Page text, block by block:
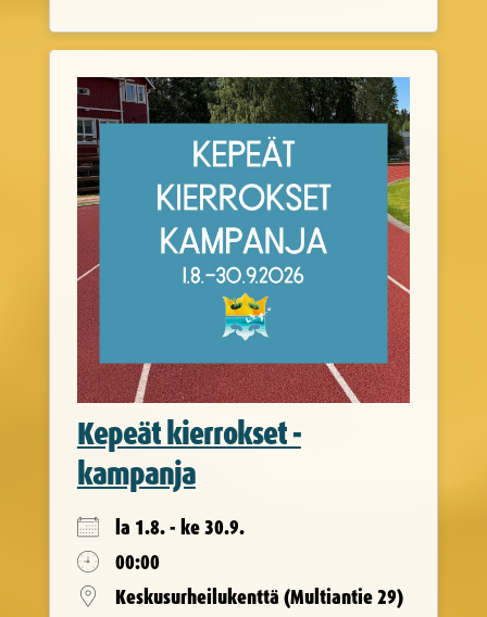
Kepeät kierrokset -
kampanja
la 1.8. - ke 30.9.
00:00
Keskusurheilukenttä (Multiantie 29)